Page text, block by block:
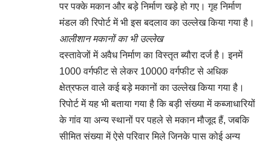
पर पक्के मकान और बड़े निर्माण खड़े हो गए। गृह निर्माण
मंडल की रिपोर्ट में भी इस बदलाव का उल्लेख किया गया है।
आलीशान मकानों का भी उल्लेख
दस्तावेजों में अवैध निर्माण का विस्तृत ब्यौरा दर्ज है। इनमें
1000 वर्गफीट से लेकर 10000 वर्गफीट से अधिक
क्षेत्रफल वाले कई बड़े मकानों का उल्लेख किया गया है।
रिपोर्ट में यह भी बताया गया है कि बड़ी संख्या में कब्जाधारियों
के गांव या अन्य स्थानों पर पहले से मकान मौजूद हैं, जबकि
सीमित संख्या में ऐसे परिवार मिले जिनके पास कोई अन्य